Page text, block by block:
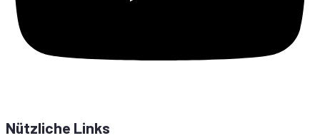
Nützliche Links